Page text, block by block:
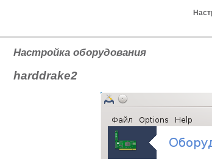
Настройка оборудования
harddrake2